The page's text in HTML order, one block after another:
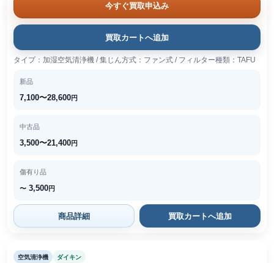
今すぐ買取申込み
買取カートへ追加
タイプ：加湿空気清浄機 / 集じん方式：ファン式 / フィルター種類：TAFU
新品
7,100〜28,600円
中古品
3,500〜21,400円
傷有り品
〜 3,500円
商品詳細 買取カートへ追加
空気清浄機 ダイキン